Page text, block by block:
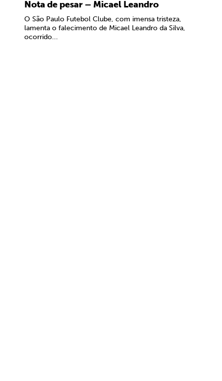
Nota de pesar – Micael Leandro
O São Paulo Futebol Clube, com imensa tristeza,
lamenta o falecimento de Micael Leandro da Silva,
ocorrido...